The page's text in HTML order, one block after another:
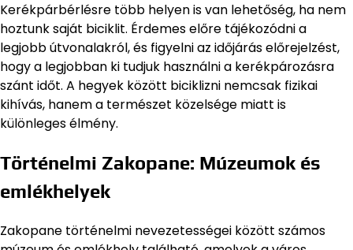
Kerékpárbérlésre több helyen is van lehetőség, ha nem
hoztunk saját biciklit. Érdemes előre tájékozódni a
legjobb útvonalakról, és figyelni az időjárás előrejelzést,
hogy a legjobban ki tudjuk használni a kerékpározásra
szánt időt. A hegyek között biciklizni nemcsak fizikai
kihívás, hanem a természet közelsége miatt is
különleges élmény.
Történelmi Zakopane: Múzeumok és
emlékhelyek
Zakopane történelmi nevezetességei között számos